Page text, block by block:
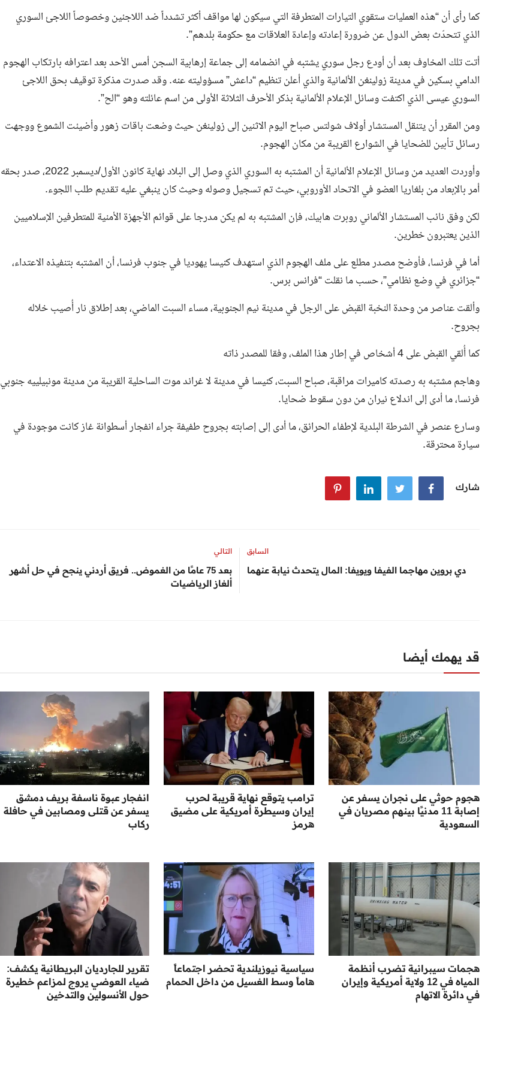
كما رأى أن “هذه العمليات ستقوي التيارات المتطرفة التي سيكون لها مواقف أكثر تشدداً ضد اللاجئين وخصوصاً اللاجئ السوري
الذي تتحدّث بعض الدول عن ضرورة إعادته وإعادة العلاقات مع حكومة بلدهم”.
أتت تلك المخاوف بعد أن أودع رجل سوري يشتبه في انضمامه إلى جماعة إرهابية السجن أمس الأحد بعد اعترافه بارتكاب الهجوم
الدامي بسكين في مدينة زولينغن الألمانية والذي أعلن تنظيم “داعش” مسؤوليته عنه. وقد صدرت مذكرة توقيف بحق اللاجئ
السوري عيسى الذي اكتفت وسائل الإعلام الألمانية بذكر الأحرف الثلاثة الأولى من اسم عائلته وهو “الح”.
ومن المقرر أن يتنقل المستشار أولاف شولتس صباح اليوم الاثنين إلى زولينغن حيث وضعت باقات زهور وأضيئت الشموع ووجهت
رسائل تأبين للضحايا في الشوارع القريبة من مكان الهجوم.
وأوردت العديد من وسائل الإعلام الألمانية أن المشتبه به السوري الذي وصل إلى البلاد نهاية كانون الأول/ديسمبر 2022، صدر بحقه
أمر بالإبعاد من بلغاريا العضو في الاتحاد الأوروبي، حيث تم تسجيل وصوله وحيث كان ينبغي عليه تقديم طلب اللجوء.
لكن وفق نائب المستشار الألماني روبرت هابيك، فإن المشتبه به لم يكن مدرجا على قوائم الأجهزة الأمنية للمتطرفين الإسلاميين
الذين يعتبرون خطرين.
أما في فرنسا، فأوضح مصدر مطلع على ملف الهجوم الذي استهدف كنيسا يهوديا في جنوب فرنسا، أن المشتبه بتنفيذه الاعتداء،
“جزائري في وضع نظامي”، حسب ما نقلت “فرانس برس.
وألقت عناصر من وحدة النخبة القبض على الرجل في مدينة نيم الجنوبية، مساء السبت الماضي، بعد إطلاق نار أُصيب خلاله
بجروح.
كما أُلقي القبض على 4 أشخاص في إطار هذا الملف، وفقا للمصدر ذاته
وهاجم مشتبه به رصدته كاميرات مراقبة، صباح السبت، كنيسا في مدينة لا غراند موت الساحلية القريبة من مدينة مونبيلييه جنوبي
فرنسا، ما أدى إلى اندلاع نيران من دون سقوط ضحايا.
وسارع عنصر في الشرطة البلدية لإطفاء الحرائق، ما أدى إلى إصابته بجروح طفيفة جراء انفجار أسطوانة غاز كانت موجودة في
سيارة محترقة.
شارك
السابق
دي بروين مهاجما الفيفا ويويفا: المال يتحدث نيابة عنهما
التالي
بعد 75 عامًا من الغموض.. فريق أردني ينجح في حل أشهر
ألغاز الرياضيات
قد يهمك أيضا
هجوم حوثي على نجران يسفر عن
إصابة 11 مدنيًا بينهم مصريان في
السعودية
ترامب يتوقع نهاية قريبة لحرب
إيران وسيطرة أمريكية على مضيق
هرمز
انفجار عبوة ناسفة بريف دمشق
يسفر عن قتلى ومصابين في حافلة
ركاب
هجمات سيبرانية تضرب أنظمة
المياه في 12 ولاية أمريكية وإيران
في دائرة الاتهام
سياسية نيوزيلندية تحضر اجتماعاً
هاماً وسط الغسيل من داخل الحمام
تقرير للجارديان البريطانية يكشف:
ضياء العوضي يروج لمزاعم خطيرة
حول الأنسولين والتدخين